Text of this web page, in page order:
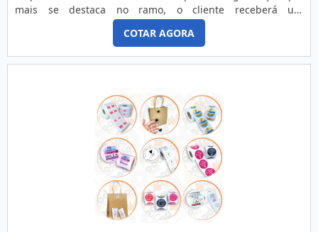
Diversas opções de pagamento disponíveis; Profissionais
com vasta experiência na área de atuação; Atendimento
personalizado; Comprometimento com o resultado final;
Logística planejada para entregas em curto prazo; Amplo
etiquetas adesivas industriais. São várias opções em
tamanho e modelo que a empresa oferece.É uma empresa
altamente qualificada e comprometida com seus serviços,
qualificações construídas por focar suas ações no resultado
final, tendo um chão de fábrica de alta qualidade onde são
realizadas as atividades e sede em localização
privilegiada.Tudo isso, somado a uma equipe
multidisciplinar de consultores e colaboradores eficientes,
garante a melhor experiência para os clientes.
mais se destaca no ramo, o cliente receberá um
atendimento de excelência e terá a garantia de adquirir
produtos que solucionem qualquer demanda.DETALHES
SOBRE ADESIVO PARA CONFEITARIA PERSONALIZADOQuem
quer encontrar adesivo para confeitaria personalizado em
possível encontrar etiquetas com diversos modelos
adesivos para confeitaria, garantindo sempre a qualidade
final para a fidelização do cliente.Sem perder o foco em
adesivo para confeitaria personalizado, mais do que visar
apenas lucratividade, deve oferecer produtos e serviços que
tenham ótima qualidade e assertividade, pontos
importantes que ficam de fora no planejamento de
empresas que visam apenas o lucro, deixando a desejar nos
outros fatores.É importante lembrar que o produto deve
COTAR AGORA